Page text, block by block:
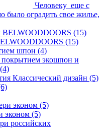
Человеку еще с
было оградить свое жилье,
(15)
шпон (4)
покрытием экошпон и
Классический дизайн (5)
эконом (5)
российских